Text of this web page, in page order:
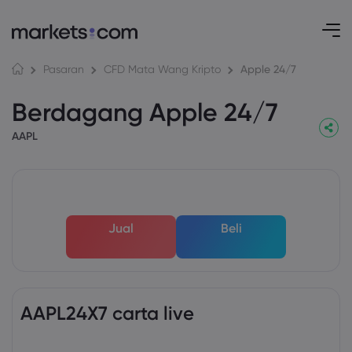
Pasaran CFD Mata Wang Kripto Apple 24/7
Berdagang Apple 24/7
AAPL
Jual Beli
AAPL24X7 carta live